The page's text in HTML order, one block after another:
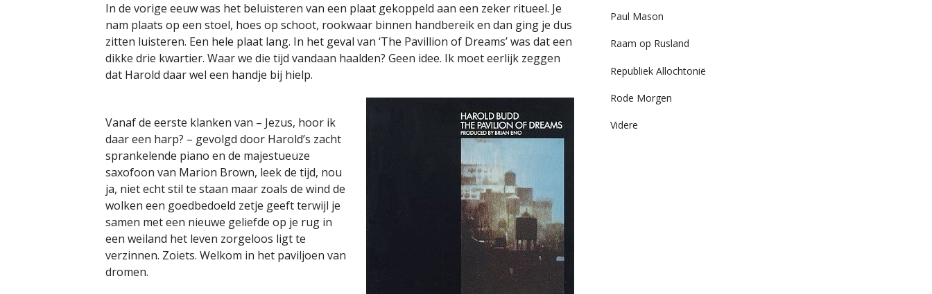
In de vorige eeuw was het beluisteren van een plaat gekoppeld aan een zeker ritueel. Je
nam plaats op een stoel, hoes op schoot, rookwaar binnen handbereik en dan ging je dus
zitten luisteren. Een hele plaat lang. In het geval van ‘The Pavillion of Dreams’ was dat een
dikke drie kwartier. Waar we die tijd vandaan haalden? Geen idee. Ik moet eerlijk zeggen
dat Harold daar wel een handje bij hielp.
Vanaf de eerste klanken van – Jezus, hoor ik
daar een harp? – gevolgd door Harold’s zacht
sprankelende piano en de majestueuze
saxofoon van Marion Brown, leek de tijd, nou
ja, niet echt stil te staan maar zoals de wind de
wolken een goedbedoeld zetje geeft terwijl je
samen met een nieuwe geliefde op je rug in
een weiland het leven zorgeloos ligt te
verzinnen. Zoiets. Welkom in het paviljoen van
dromen.
Paul Mason
Raam op Rusland
Republiek Allochtonië
Rode Morgen
Videre